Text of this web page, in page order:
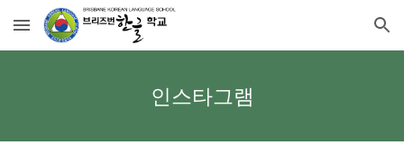
Skip to main content Skip to navigation
인스타그램